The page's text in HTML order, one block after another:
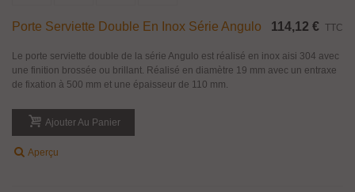
Porte Serviette Double En Inox Série Angulo 114,12 € TTC
Le porte serviette double de la série Angulo est réalisé en inox aisi 304 avec
une finition brossée ou brillant. Réalisé en diamètre 19 mm avec un entraxe
de fixation à 500 mm et une épaisseur de 110 mm.
Ajouter Au Panier
Aperçu